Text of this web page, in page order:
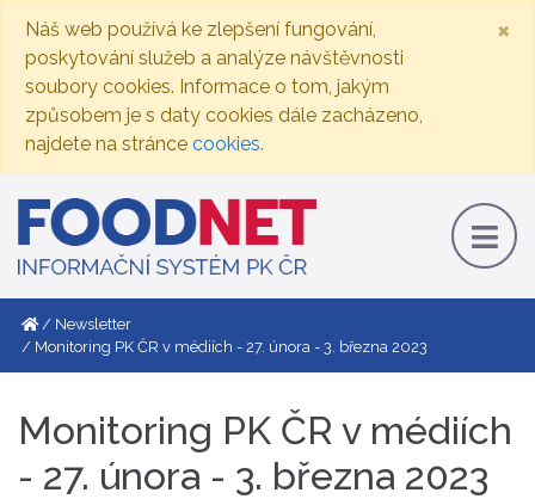
Náš web používá ke zlepšení fungování,
poskytování služeb a analýze návštěvnosti
soubory cookies. Informace o tom, jakým
způsobem je s daty cookies dále zacházeno,
najdete na stránce cookies.
×
Newsletter
Monitoring PK ČR v médiích - 27. února - 3. března 2023
Monitoring PK ČR v médiích
- 27. února - 3. března 2023